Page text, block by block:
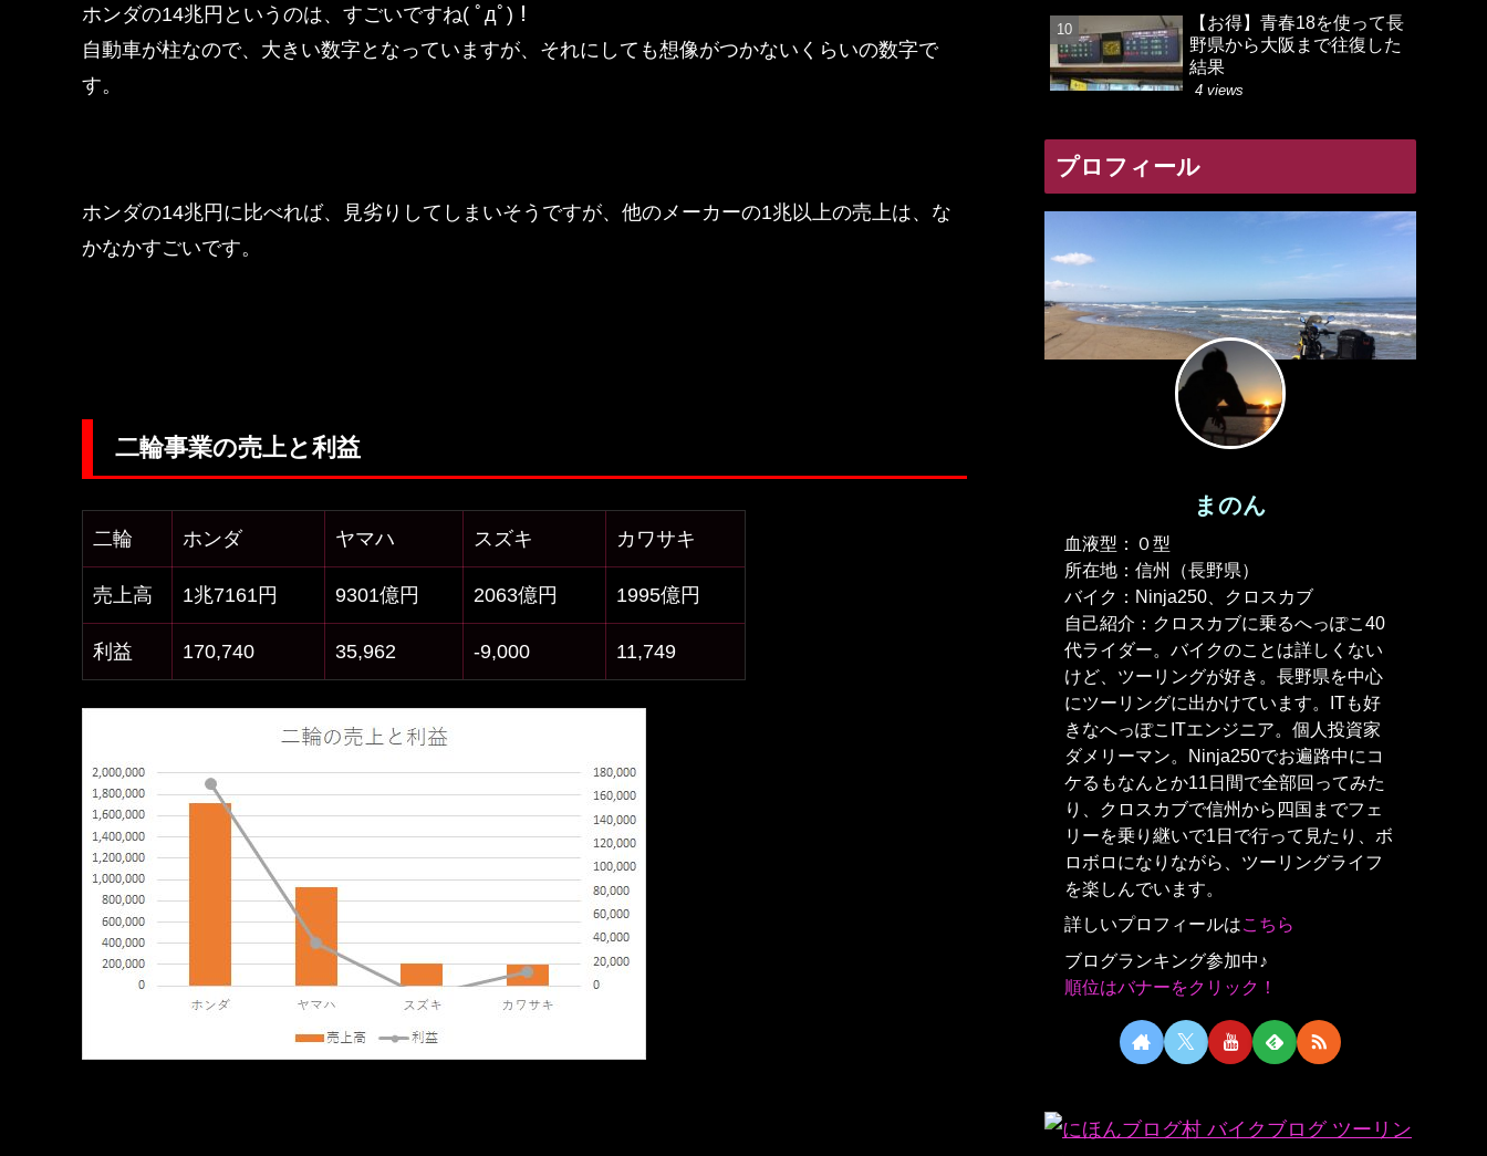
ホンダの14兆円というのは、すごいですね( ﾟдﾟ)！
自動車が柱なので、大きい数字となっていますが、それにしても想像がつかないくらいの数字で
す。
ホンダの14兆円に比べれば、見劣りしてしまいそうですが、他のメーカーの1兆以上の売上は、な
かなかすごいです。
二輪事業の売上と利益
二輪 ホンダ ヤマハ スズキ カワサキ
売上高 1兆7161円 9301億円 2063億円 1995億円
利益 170,740 35,962 -9,000 11,749
【お得】青春18を使って長
野県から大阪まで往復した
結果
4 views
プロフィール
まのん
血液型：０型
所在地：信州（長野県）
バイク：Ninja250、クロスカブ
自己紹介：クロスカブに乗るへっぽこ40
代ライダー。バイクのことは詳しくない
けど、ツーリングが好き。長野県を中心
にツーリングに出かけています。ITも好
きなへっぽこITエンジニア。個人投資家
ダメリーマン。Ninja250でお遍路中にコ
ケるもなんとか11日間で全部回ってみた
り、クロスカブで信州から四国までフェ
リーを乗り継いで1日で行って見たり、ボ
ロボロになりながら、ツーリングライフ
を楽しんでいます。
詳しいプロフィールはこちら
ブログランキング参加中♪
順位はバナーをクリック！